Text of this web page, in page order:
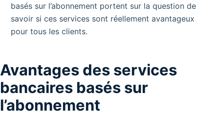
basés sur l’abonnement portent sur la question de
savoir si ces services sont réellement avantageux
pour tous les clients.
Avantages des services
bancaires basés sur
l’abonnement